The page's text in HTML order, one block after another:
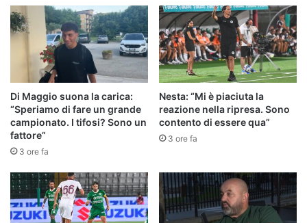
Di Maggio suona la carica:
“Speriamo di fare un grande
campionato. I tifosi? Sono un
fattore”
3 ore fa
Nesta: “Mi è piaciuta la
reazione nella ripresa. Sono
contento di essere qua”
3 ore fa